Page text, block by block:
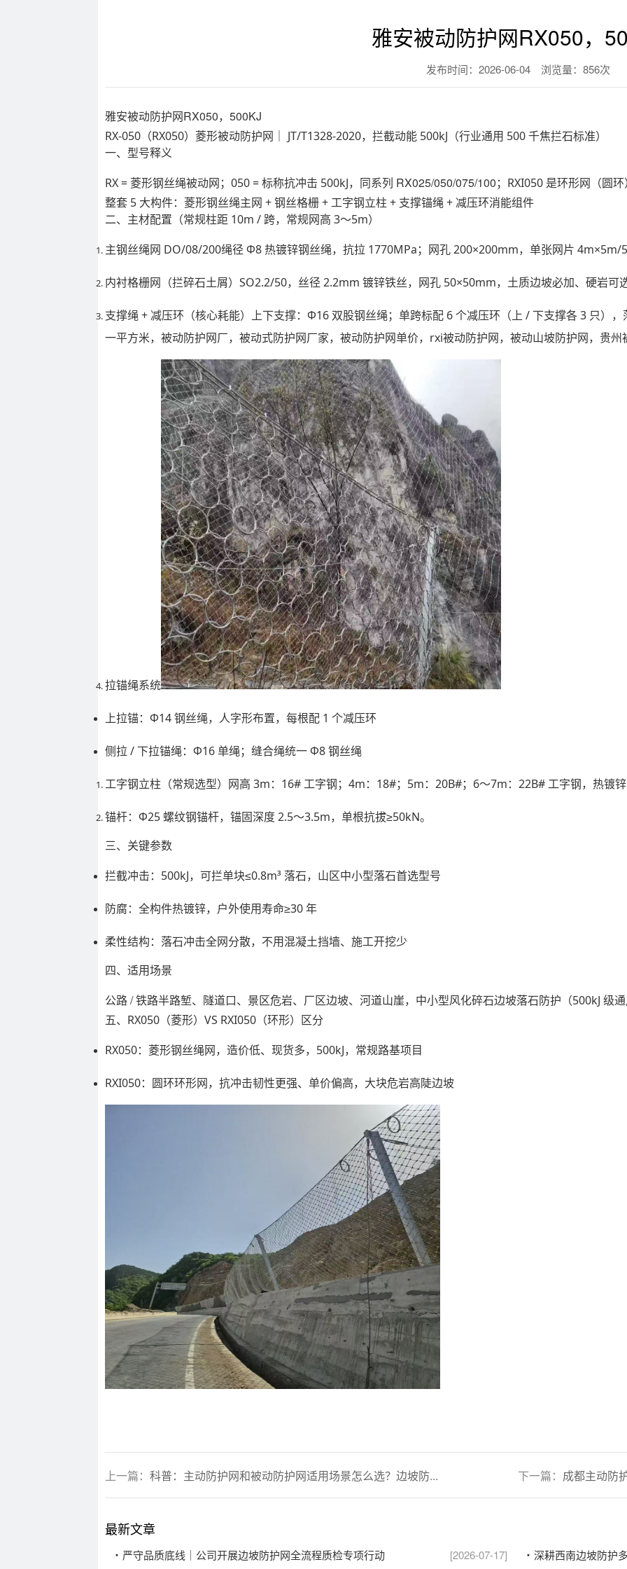
雅安被动防护网RX050，
发布时间：2026-06-04 浏览量：856次
雅安被动防护网RX050，500KJ
RX-050（RX050）菱形被动防护网｜ JT/T1328-2020， 拦截动能 500kJ （行业通用 500 千焦拦石标准）
一、型号释义
RX = 菱形钢丝绳被动网；050 = 标称抗冲击 500kJ，同系列 RX025/050/075/100； RXI050 是环形网（圆
整套 5 大构件：菱形钢丝绳主网 + 钢丝格栅 + 工字钢立柱 + 支撑锚绳 + 减压环消能组件
二、主材配置（常规柱距 10m / 跨，常规网高 3～5m）
主钢丝绳网 DO/08/200绳径 Φ8 热镀锌钢丝绳，抗拉 1770MPa；网孔 200×200mm，单张网片
内衬格栅网（拦碎石土屑） SO2.2/50，丝径 2.2mm 镀锌铁丝，网孔 50×50mm，土质边坡必加、硬岩可
支撑绳 + 减压环（核心耗能） 上下支撑：Φ16 双股钢丝绳； 单跨标配 6 个减压环 （上 / 下支撑各 3 只）
一平方米，被动防护网厂，被动式防护网厂家，被动防护网单价，rxi被动防护网，被动山坡防护网，贵
拉锚绳系统
上拉锚：Φ14 钢丝绳，人字形布置，每根配 1 个减压环
侧拉 / 下拉锚绳：Φ16 单绳；缝合绳统一 Φ8 钢丝绳
工字钢立柱（常规选型） 网高 3m：16# 工字钢；4m：18#；5m：20B#；6～7m：22B# 工字钢，热镀
锚杆：Φ25 螺纹钢锚杆，锚固深度 2.5～3.5m，单根抗拔≥50kN。
三、关键参数
拦截冲击：500kJ，可拦单块≤0.8m³ 落石，山区中小型落石首选型号
防腐：全构件热镀锌，户外使用寿命≥30 年
柔性结构：落石冲击全网分散，不用混凝土挡墙、施工开挖少
四、适用场景
公路 / 铁路半路堑、隧道口、景区危岩、厂区边坡、河道山崖， 中小型风化碎石边坡落石防护（500kJ 级
五、RX050（菱形）VS RXI050（环形）区分
RX050：菱形钢丝绳网，造价低、现货多，500kJ，常规路基项目
RXI050：圆环环形网，抗冲击韧性更强、单价偏高，大块危岩高陡边坡
上一篇： 科普：主动防护网和被动防护网适用场景怎么选？边坡防... 下一篇： 成都主动防
最新文章
[2026-07-17]
严守品质底线｜公司开展边坡防护网全流程质检专项行动 深耕西南边坡防护